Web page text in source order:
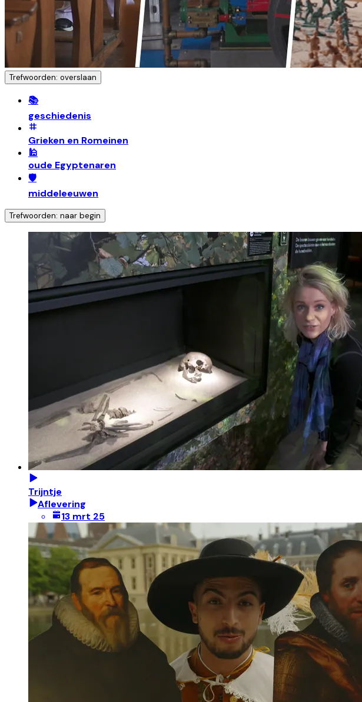
Trefwoorden: overslaan
📚
geschiedenis
Grieken en Romeinen
🕌
oude Egyptenaren
🛡️
middeleeuwen
Trefwoorden: naar begin
Trijntje
Aflevering
13 mrt 25